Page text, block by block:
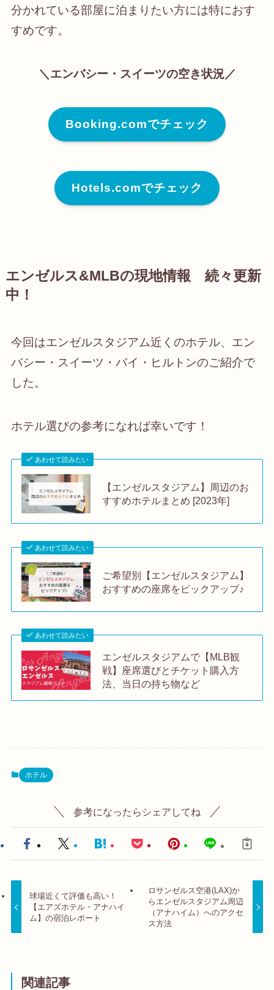
分かれている部屋に泊まりたい方には特におす
すめです。
＼エンバシー・スイーツの空き状況／
Booking.comでチェック
Hotels.comでチェック
エンゼルス&MLBの現地情報 続々更新
中！
今回はエンゼルスタジアム近くのホテル、エン
バシー・スイーツ・バイ・ヒルトンのご紹介で
した。
ホテル選びの参考になれば幸いです！
あわせて読みたい
【エンゼルスタジアム】周辺のお
すすめホテルまとめ [2023年]
あわせて読みたい
ご希望別【エンゼルスタジアム】
おすすめの座席をピックアップ♪
あわせて読みたい
エンゼルスタジアムで【MLB観
戦】座席選びとチケット購入方
法、当日の持ち物など
ホテル
参考になったらシェアしてね
球場近くて評価も高い！
【エアズホテル・アナハイ
ム】の宿泊レポート
ロサンゼルス空港(LAX)か
らエンゼルスタジアム周辺
（アナハイム）へのアクセ
ス方法
関連記事